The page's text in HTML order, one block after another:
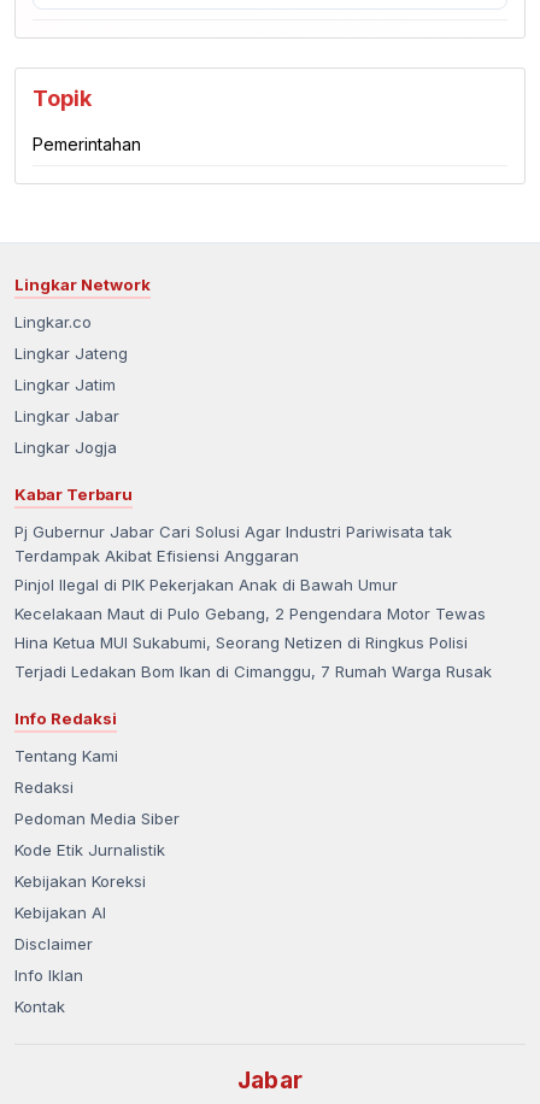
Topik
Pemerintahan
Lingkar Network
Lingkar.co
Lingkar Jateng
Lingkar Jatim
Lingkar Jabar
Lingkar Jogja
Kabar Terbaru
Pj Gubernur Jabar Cari Solusi Agar Industri Pariwisata tak
Terdampak Akibat Efisiensi Anggaran
Pinjol Ilegal di PIK Pekerjakan Anak di Bawah Umur
Kecelakaan Maut di Pulo Gebang, 2 Pengendara Motor Tewas
Hina Ketua MUI Sukabumi, Seorang Netizen di Ringkus Polisi
Terjadi Ledakan Bom Ikan di Cimanggu, 7 Rumah Warga Rusak
Info Redaksi
Tentang Kami
Redaksi
Pedoman Media Siber
Kode Etik Jurnalistik
Kebijakan Koreksi
Kebijakan AI
Disclaimer
Info Iklan
Kontak
Jabar